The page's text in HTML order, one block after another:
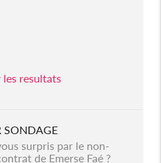
les resultats
SONDAGE
surpris par le non-
de Emerse Faé ?